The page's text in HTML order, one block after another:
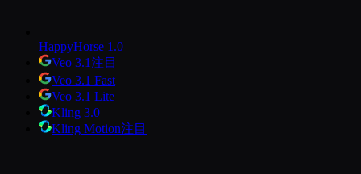
HappyHorse 1.0
Veo 3.1注目
Veo 3.1 Fast
Veo 3.1 Lite
Kling 3.0
Kling Motion注目